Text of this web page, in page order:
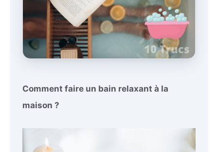
Comment faire un bain relaxant à la
maison ?